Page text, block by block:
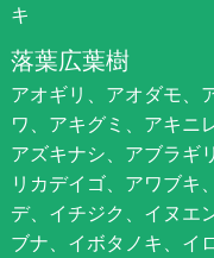
キ
落葉広葉樹
アオギリ、アオダモ、
ワ、アキグミ、アキニ
アズキナシ、アブラギ
リカデイゴ、アワブキ
デ、イチジク、イヌエ
ブナ、イボタノキ、イ